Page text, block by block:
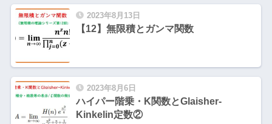
2023年8月13日
【12】無限積とガンマ関数
2023年8月6日
ハイパー階乗・K関数とGlaisher-
Kinkelin定数②